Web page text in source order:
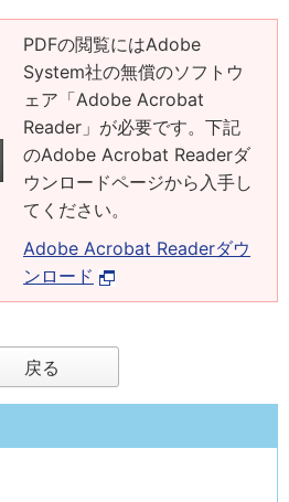
PDFの閲覧にはAdobe
System社の無償のソフトウ
ェア「Adobe Acrobat
Reader」が必要です。下記
のAdobe Acrobat Readerダ
ウンロードページから入手し
てください。
Adobe Acrobat Readerダウ
ンロード
戻る